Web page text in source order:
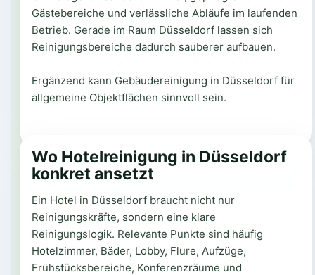
Gästebereiche und verlässliche Abläufe im laufenden
Betrieb. Gerade im Raum Düsseldorf lassen sich
Reinigungsbereiche dadurch sauberer aufbauen.
Ergänzend kann Gebäudereinigung in Düsseldorf für
allgemeine Objektflächen sinnvoll sein.
Wo Hotelreinigung in Düsseldorf
konkret ansetzt
Ein Hotel in Düsseldorf braucht nicht nur
Reinigungskräfte, sondern eine klare
Reinigungslogik. Relevante Punkte sind häufig
Hotelzimmer, Bäder, Lobby, Flure, Aufzüge,
Frühstücksbereiche, Konferenzräume und